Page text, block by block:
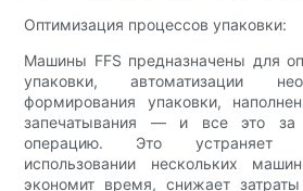
Оптимизация процессов упаковки:
Машины FFS предназначены для
упаковки, автоматизации
формирования упаковки,
запечатывания — и все это за
операцию. Это устраняет
использовании нескольких
экономит время, снижает